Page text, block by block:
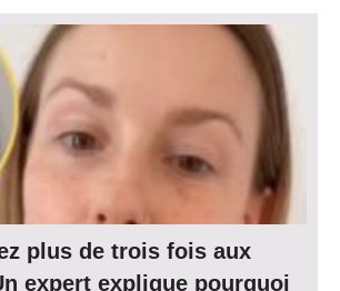
plus de trois fois aux
expert explique pourquoi